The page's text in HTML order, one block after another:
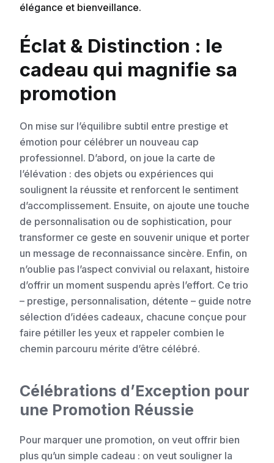
élégance et bienveillance.
Éclat & Distinction : le
cadeau qui magnifie sa
promotion
On mise sur l’équilibre subtil entre prestige et
émotion pour célébrer un nouveau cap
professionnel. D’abord, on joue la carte de
l’élévation : des objets ou expériences qui
soulignent la réussite et renforcent le sentiment
d’accomplissement. Ensuite, on ajoute une touche
de personnalisation ou de sophistication, pour
transformer ce geste en souvenir unique et porter
un message de reconnaissance sincère. Enfin, on
n’oublie pas l’aspect convivial ou relaxant, histoire
d’offrir un moment suspendu après l’effort. Ce trio
– prestige, personnalisation, détente – guide notre
sélection d’idées cadeaux, chacune conçue pour
faire pétiller les yeux et rappeler combien le
chemin parcouru mérite d’être célébré.
Célébrations d’Exception pour
une Promotion Réussie
Pour marquer une promotion, on veut offrir bien
plus qu’un simple cadeau : on veut souligner la